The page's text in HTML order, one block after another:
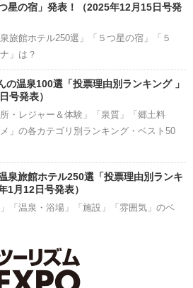
星の宿」発表！（2025年12月15日号発
旅館ホテル250選」「５つ星の宿」「５
」は？
の温泉100選「投票理由別ランキング 」
号発表）
所・レジャー＆体験」「泉質」「郷土料
」の各カテゴリ別ランキング・ベスト50
泉旅館ホテル250選「投票理由別ランキ
1月12日号発表）
」「温泉・浴場」「施設」「雰囲気」のベ